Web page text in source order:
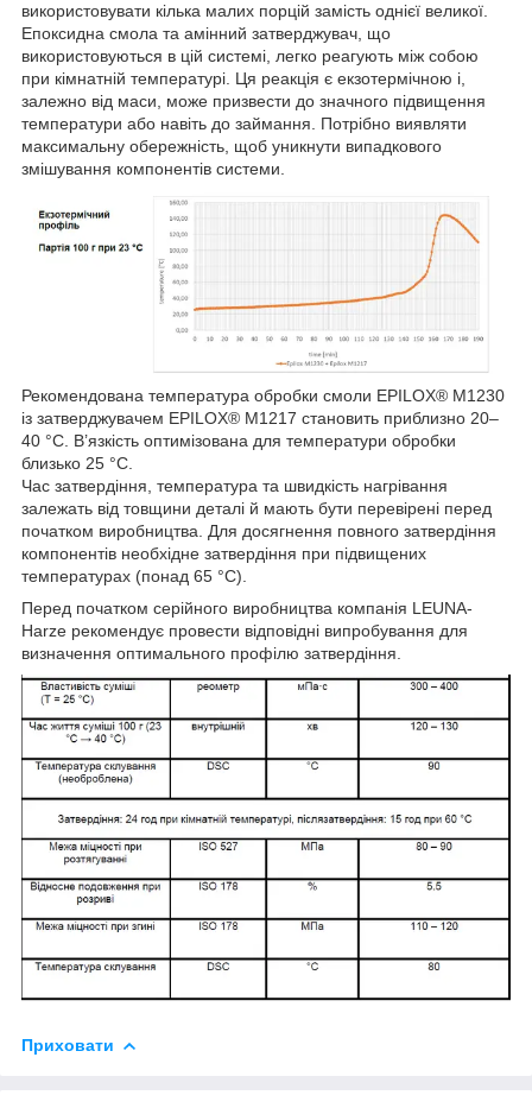
використовувати кілька малих порцій замість однієї великої.
Епоксидна смола та амінний затверджувач, що
використовуються в цій системі, легко реагують між собою
при кімнатній температурі. Ця реакція є екзотермічною і,
залежно від маси, може призвести до значного підвищення
температури або навіть до займання. Потрібно виявляти
максимальну обережність, щоб уникнути випадкового
змішування компонентів системи.
Рекомендована температура обробки смоли EPILOX® M1230
із затверджувачем EPILOX® M1217 становить приблизно 20–
40 °C. В’язкість оптимізована для температури обробки
близько 25 °C.
Час затвердіння, температура та швидкість нагрівання
залежать від товщини деталі й мають бути перевірені перед
початком виробництва. Для досягнення повного затвердіння
компонентів необхідне затвердіння при підвищених
температурах (понад 65 °C).
Перед початком серійного виробництва компанія LEUNA-
Harze рекомендує провести відповідні випробування для
визначення оптимального профілю затвердіння.
Приховати